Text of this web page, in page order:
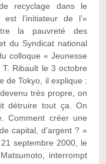
recyclage dans le
l’initiateur de l’«
la pauvreté des
du Syndicat national
colloque « Jeunesse
Ribault le 3 octobre
de Tokyo, il explique :
très propre, on
détruire tout ça. On
Comment créer une
capital, d’argent ? »
septembre 2000, le
interrompt